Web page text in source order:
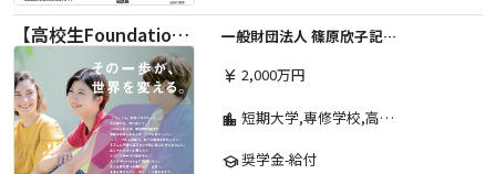
【高校生Foundation Course 】2026年度 しのはら財団 アメリカ・イギリス・カナダ英語留学奨学金
一般財団法人 篠原欣子記念財団 (海外留学奨学金グループ)
currency_yen 2,000万円
location_city 短期大学,専修学校,高等専門学校,その他,高等学校,大学院,大学
school奨学金-給付